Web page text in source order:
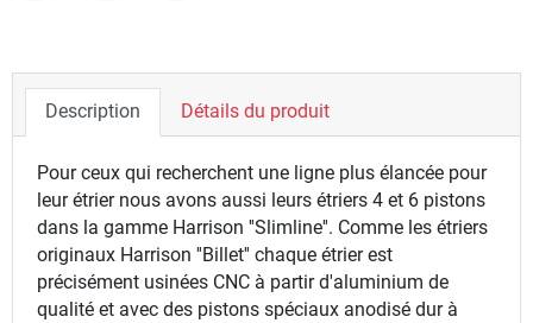
Description Détails du produit
Pour ceux qui recherchent une ligne plus élancée pour
leur étrier nous avons aussi leurs étriers 4 et 6 pistons
dans la gamme Harrison ''Slimline''. Comme les étriers
originaux Harrison ''Billet'' chaque étrier est
précisément usinées CNC à partir d'aluminium de
qualité et avec des pistons spéciaux anodisé dur à